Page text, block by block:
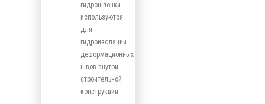
гидрошпонки
используются
для
гидроизоляции
деформационных
швов внутри
строительной
конструкции.